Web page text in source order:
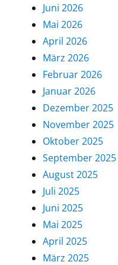
Juni 2026
Mai 2026
April 2026
März 2026
Februar 2026
Januar 2026
Dezember 2025
November 2025
Oktober 2025
September 2025
August 2025
Juli 2025
Juni 2025
Mai 2025
April 2025
März 2025